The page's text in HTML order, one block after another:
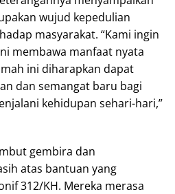
wujud kepedulian
masyarakat. “Kami ingin
membawa manfaat nyata
ini diharapkan dapat
dan semangat baru bagi
kehidupan sehari-hari,”
gembira dan
atas bantuan yang
312/KH. Mereka merasa